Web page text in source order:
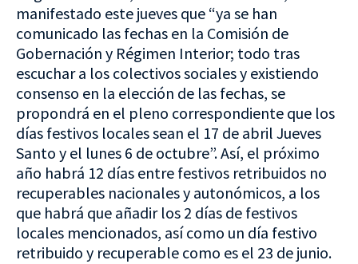
manifestado este jueves que “ya se han
comunicado las fechas en la Comisión de
Gobernación y Régimen Interior; todo tras
escuchar a los colectivos sociales y existiendo
consenso en la elección de las fechas, se
propondrá en el pleno correspondiente que los
días festivos locales sean el 17 de abril Jueves
Santo y el lunes 6 de octubre”. Así, el próximo
año habrá 12 días entre festivos retribuidos no
recuperables nacionales y autonómicos, a los
que habrá que añadir los 2 días de festivos
locales mencionados, así como un día festivo
retribuido y recuperable como es el 23 de junio.